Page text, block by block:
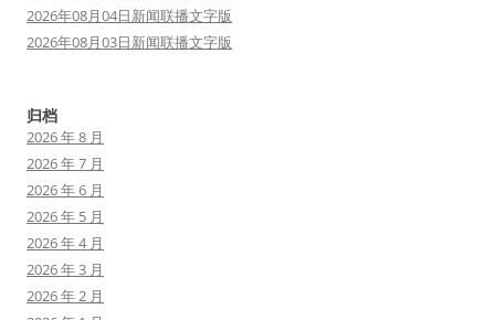
2026年08月04日新闻联播文字版
2026年08月03日新闻联播文字版
归档
2026 年 8 月
2026 年 7 月
2026 年 6 月
2026 年 5 月
2026 年 4 月
2026 年 3 月
2026 年 2 月